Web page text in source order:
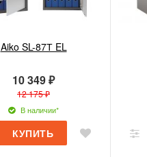
Aiko SL-87Т EL
10 349 ₽
12 175 ₽
В наличии*